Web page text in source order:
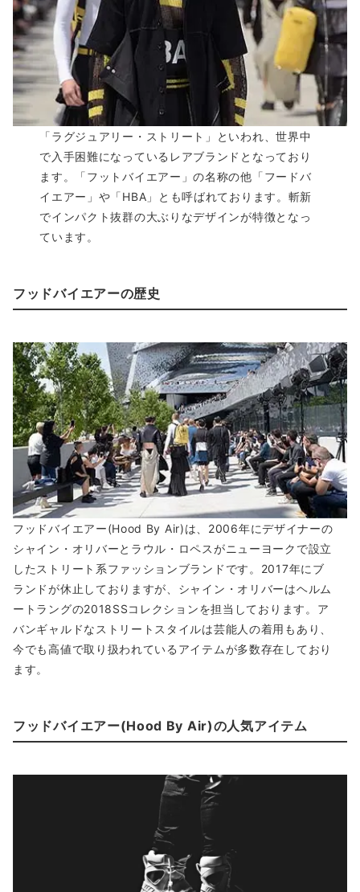
「ラグジュアリー・ストリート」といわれ、世界中
で入手困難になっているレアブランドとなっており
ます。「フットバイエアー」の名称の他「フードバ
イエアー」や「HBA」とも呼ばれております。斬新
でインパクト抜群の大ぶりなデザインが特徴となっ
ています。
フッドバイエアーの歴史
フッドバイエアー(Hood By Air)は、2006年にデザイナーの
シャイン・オリバーとラウル・ロペスがニューヨークで設立
したストリート系ファッションブランドです。2017年にブ
ランドが休止しておりますが、シャイン・オリバーはヘルム
ートラングの2018SSコレクションを担当しております。ア
バンギャルドなストリートスタイルは芸能人の着用もあり、
今でも高値で取り扱われているアイテムが多数存在しており
ます。
フッドバイエアー(Hood By Air)の人気アイテム